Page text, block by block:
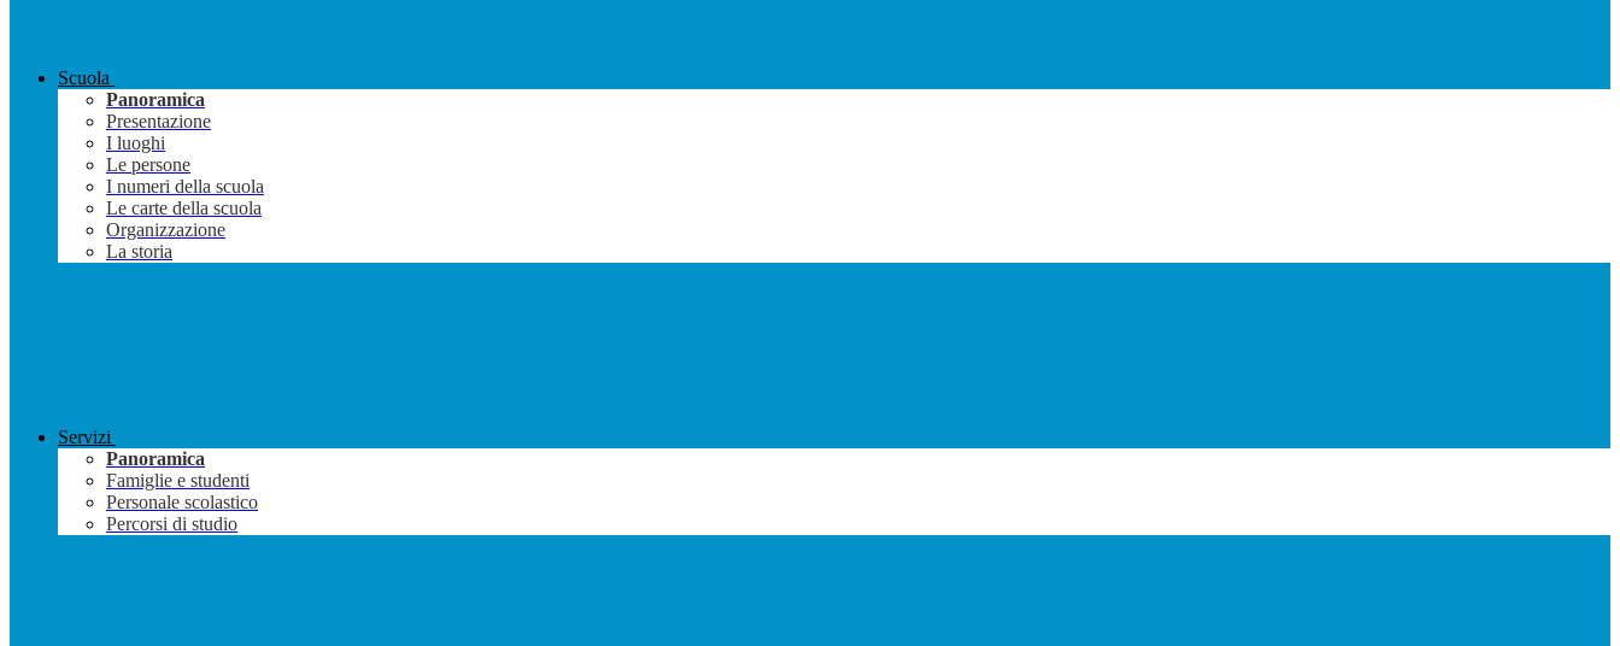
Scuola
Panoramica
Presentazione
I luoghi
Le persone
I numeri della scuola
Le carte della scuola
Organizzazione
La storia
Servizi
Panoramica
Famiglie e studenti
Personale scolastico
Percorsi di studio